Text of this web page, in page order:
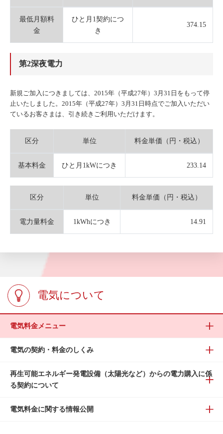
最低月額料
金
ひと月1契約につ
き
374.15
第2深夜電力
新規ご加入につきましては、2015年（平成27年）3月31日をもって停
止いたしました。2015年（平成27年）3月31日時点でご加入いただい
ているお客さまは、引き続きご利用いただけます。
区分 単位 料金単価（円・税込）
基本料金 ひと月1kWにつき 233.14
区分 単位 料金単価（円・税込）
電力量料金 1kWhにつき 14.91
電気について
電気料金メニュー
電気の契約・料金のしくみ
再生可能エネルギー発電設備（太陽光など）からの電力購入に係
る契約について
電気料金に関する情報公開